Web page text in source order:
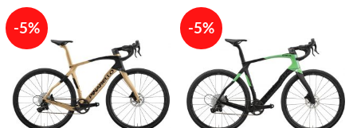
-5% -5%